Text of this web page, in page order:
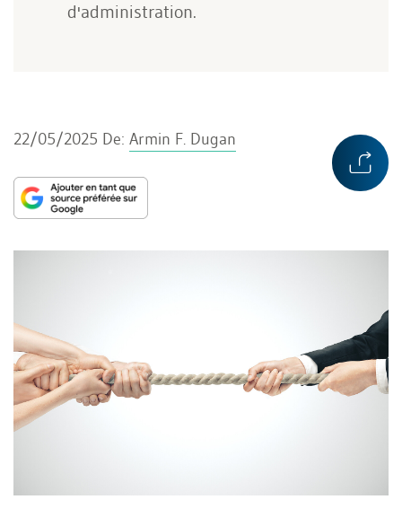
d'administration.
22/05/2025 De: Armin F. Dugan